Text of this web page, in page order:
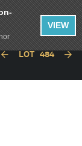
LOT 484
VIEW